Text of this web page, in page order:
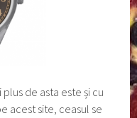
de asta este și cu
acest site, ceasul se